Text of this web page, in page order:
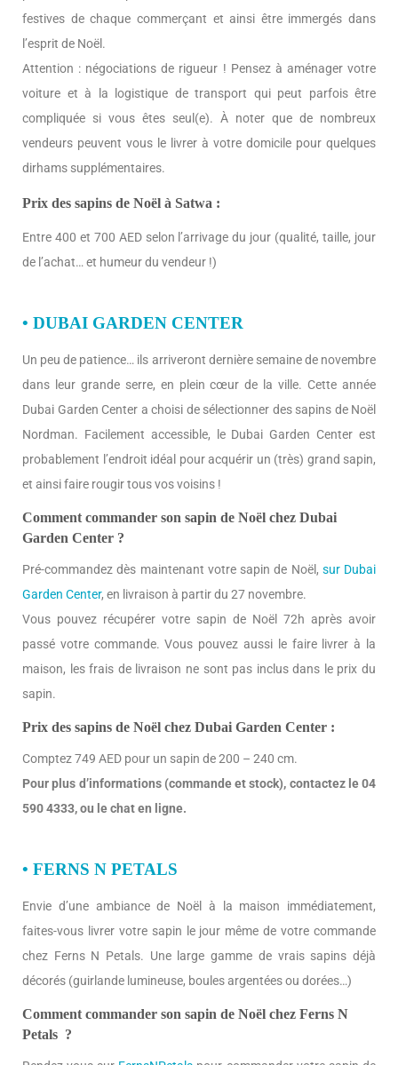
festives de chaque commerçant et ainsi être immergés dans
l’esprit de Noël.
Attention : négociations de rigueur ! Pensez à aménager votre
voiture et à la logistique de transport qui peut parfois être
compliquée si vous êtes seul(e). À noter que de nombreux
vendeurs peuvent vous le livrer à votre domicile pour quelques
dirhams supplémentaires.
Prix des sapins de Noël à Satwa :
Entre 400 et 700 AED selon l’arrivage du jour (qualité, taille, jour
de l’achat… et humeur du vendeur !)
• DUBAI GARDEN CENTER
Un peu de patience… ils arriveront dernière semaine de novembre
dans leur grande serre, en plein cœur de la ville. Cette année
Dubai Garden Center a choisi de sélectionner des sapins de Noël
Nordman. Facilement accessible, le Dubai Garden Center est
probablement l’endroit idéal pour acquérir un (très) grand sapin,
et ainsi faire rougir tous vos voisins !
Comment commander son sapin de Noël chez Dubai
Garden Center ?
Pré-commandez dès maintenant votre sapin de Noël, sur Dubai
Garden Center, en livraison à partir du 27 novembre.
Vous pouvez récupérer votre sapin de Noël 72h après avoir
passé votre commande. Vous pouvez aussi le faire livrer à la
maison, les frais de livraison ne sont pas inclus dans le prix du
sapin.
Prix des sapins de Noël chez Dubai Garden Center :
Comptez 749 AED pour un sapin de 200 – 240 cm.
Pour plus d’informations (commande et stock), contactez le 04
590 4333, ou le chat en ligne.
• FERNS N PETALS
Envie d’une ambiance de Noël à la maison immédiatement,
faites-vous livrer votre sapin le jour même de votre commande
chez Ferns N Petals. Une large gamme de vrais sapins déjà
décorés (guirlande lumineuse, boules argentées ou dorées…)
Comment commander son sapin de Noël chez Ferns N
Petals ?